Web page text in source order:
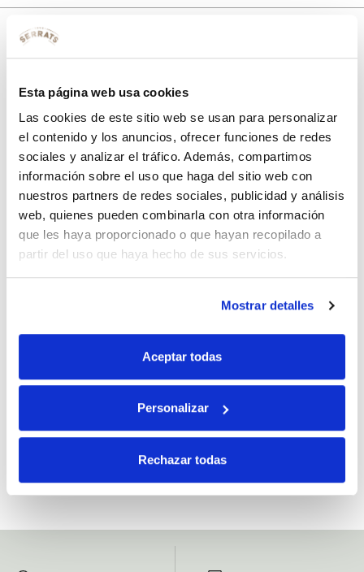
Esta página web usa cookies
Las cookies de este sitio web se usan para personalizar
el contenido y los anuncios, ofrecer funciones de redes
sociales y analizar el tráfico. Además, compartimos
información sobre el uso que haga del sitio web con
nuestros partners de redes sociales, publicidad y análisis
web, quienes pueden combinarla con otra información
que les haya proporcionado o que hayan recopilado a
partir del uso que haya hecho de sus servicios.
Mostrar detalles
Aceptar todas
Personalizar
Rechazar todas
con tu primera compra.
Apúntatea nuestra newsletter para recibir nuestras ofertas
disfruta de
un 10% de descuento en tu primera compra.
Si, he leído y acepto la política de protección de datos.
fines comerciales, legitimación: consentimiento, destinatarios: proveedor de
mensajería online, derechos: Acceder, rectificar y suprimir los datos, así como
otros derechos, como se explica en la información adicional.